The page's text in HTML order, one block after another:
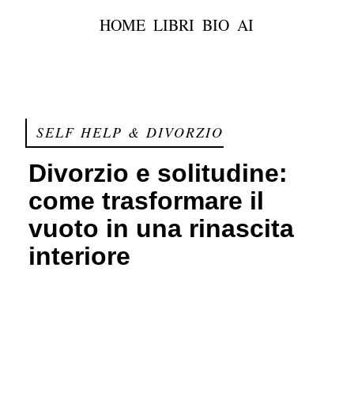
HOME LIBRI BIO AI
SELF HELP & DIVORZIO
Divorzio e solitudine:
come trasformare il
vuoto in una rinascita
interiore